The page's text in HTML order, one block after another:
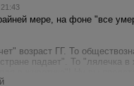
мере, на фоне "все
возраст ГГ. То
падает". То "лялечка
много уменьшительных